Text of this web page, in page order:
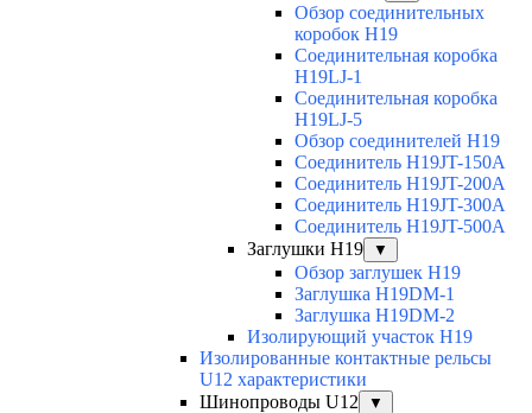
Обзор соединительных
коробок H19
Соединительная коробка
H19LJ-1
Соединительная коробка
H19LJ-5
Обзор соединителей H19
Соединитель H19JT-150A
Соединитель H19JT-200A
Соединитель H19JT-300A
Соединитель H19JT-500A
Заглушки H19
▼
Обзор заглушек H19
Заглушка H19DM-1
Заглушка H19DM-2
Изолирующий участок H19
Изолированные контактные рельсы
U12 характеристики
Шинопроводы U12
▼